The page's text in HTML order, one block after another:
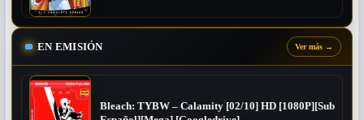
EN EMISIÓN Ver más →
Bleach: TYBW – Calamity [02/10] HD [1080P][Sub